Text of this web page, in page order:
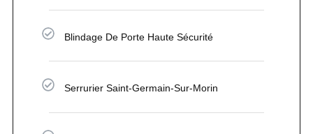
Blindage De Porte Haute Sécurité
Serrurier Saint-Germain-Sur-Morin